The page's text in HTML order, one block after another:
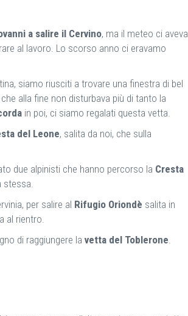
a salire il Cervino, ma il meteo ci aveva
al lavoro. Lo scorso anno ci eravamo
siamo riusciti a trovare una finestra di bel
alla fine non disturbava più di tanto la
in poi, ci siamo regalati questa vetta.
del Leone, salita da noi, che sulla
due alpinisti che hanno percorso la Cresta
per salire al Rifugio Oriondè salita in
al rientro.
di raggiungere la vetta del Toblerone